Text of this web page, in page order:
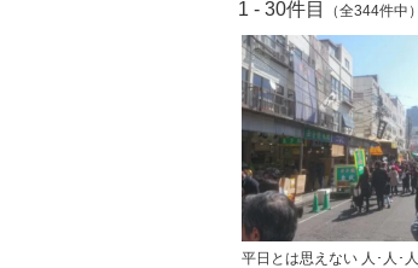
1 - 30件目 （全344件中）
平日とは思えない 人･人･人